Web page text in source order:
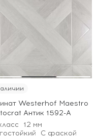
Westerhof Maestro
Антик 1592-А
12 мм
С фаской